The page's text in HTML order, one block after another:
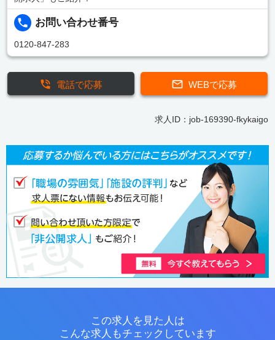
お問い合わせ番号
0120-847-283
WEBで応募
電話で応募
求人ID：job-169390-fkykaigo
この求人を見た人は
こんな求人もチェックしています